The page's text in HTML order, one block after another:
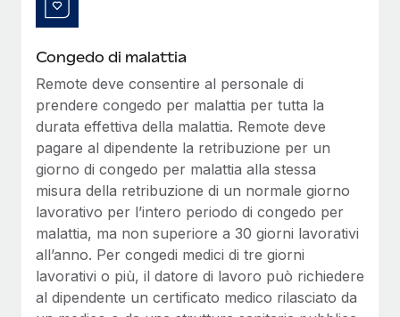
Congedo di malattia
Remote deve consentire al personale di
prendere congedo per malattia per tutta la
durata effettiva della malattia. Remote deve
pagare al dipendente la retribuzione per un
giorno di congedo per malattia alla stessa
misura della retribuzione di un normale giorno
lavorativo per l’intero periodo di congedo per
malattia, ma non superiore a 30 giorni lavorativi
all’anno. Per congedi medici di tre giorni
lavorativi o più, il datore di lavoro può richiedere
al dipendente un certificato medico rilasciato da